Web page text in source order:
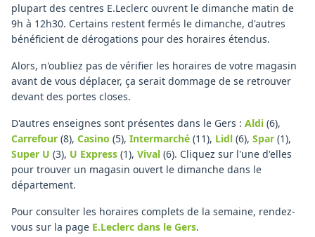
plupart des centres E.Leclerc ouvrent le dimanche matin de
9h à 12h30. Certains restent fermés le dimanche, d'autres
bénéficient de dérogations pour des horaires étendus.
Alors, n'oubliez pas de vérifier les horaires de votre magasin
avant de vous déplacer, ça serait dommage de se retrouver
devant des portes closes.
D'autres enseignes sont présentes dans le Gers : Aldi (6),
Carrefour (8), Casino (5), Intermarché (11), Lidl (6), Spar (1),
Super U (3), U Express (1), Vival (6). Cliquez sur l'une d'elles
pour trouver un magasin ouvert le dimanche dans le
département.
Pour consulter les horaires complets de la semaine, rendez-
vous sur la page E.Leclerc dans le Gers.